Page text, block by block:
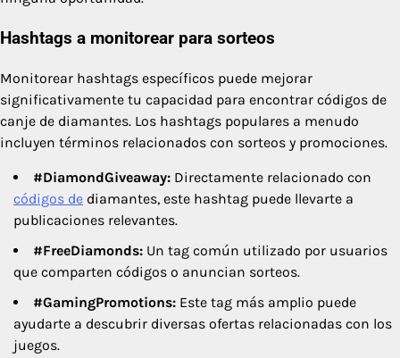
Hashtags a monitorear para sorteos
Monitorear hashtags específicos puede mejorar
significativamente tu capacidad para encontrar códigos de
canje de diamantes. Los hashtags populares a menudo
incluyen términos relacionados con sorteos y promociones.
#DiamondGiveaway: Directamente relacionado con
códigos de diamantes, este hashtag puede llevarte a
publicaciones relevantes.
#FreeDiamonds: Un tag común utilizado por usuarios
que comparten códigos o anuncian sorteos.
#GamingPromotions: Este tag más amplio puede
ayudarte a descubrir diversas ofertas relacionadas con los
juegos.